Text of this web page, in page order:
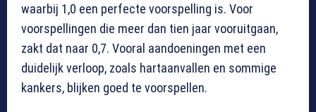
waarbij 1,0 een perfecte voorspelling is. Voor
voorspellingen die meer dan tien jaar vooruitgaan,
zakt dat naar 0,7. Vooral aandoeningen met een
duidelijk verloop, zoals hartaanvallen en sommige
kankers, blijken goed te voorspellen.